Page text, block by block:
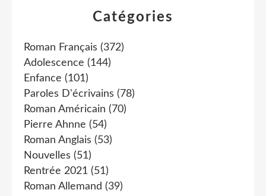
Catégories
Roman Français (372)
Adolescence (144)
Enfance (101)
Paroles D'écrivains (78)
Roman Américain (70)
Pierre Ahnne (54)
Roman Anglais (53)
Nouvelles (51)
Rentrée 2021 (51)
Roman Allemand (39)